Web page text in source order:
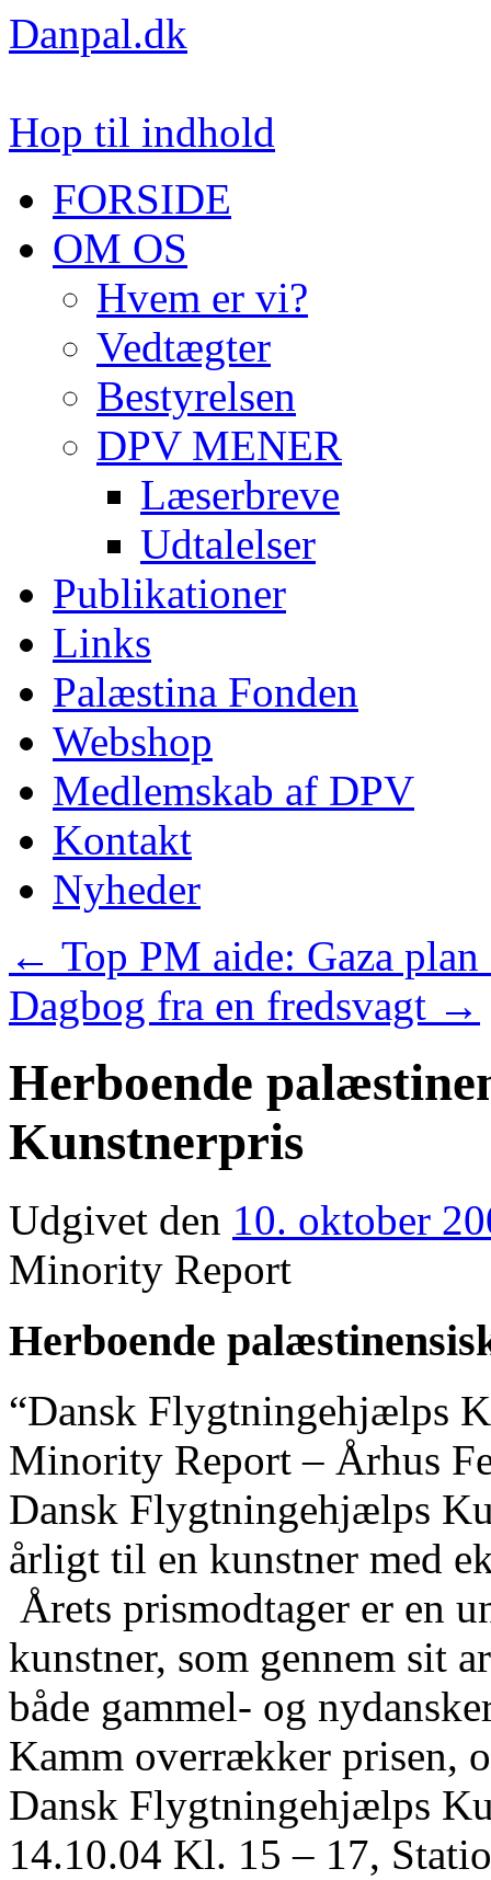
Danpal.dk
Hop til indhold
FORSIDE
OM OS
Hvem er vi?
Vedtægter
Bestyrelsen
DPV MENER
Læserbreve
Udtalelser
Publikationer
Links
Palæstina Fonden
Webshop
Medlemskab af DPV
Kontakt
Nyheder
← Top PM aide: Gaza plan
Dagbog fra en fredsvagt →
Herboende
Kunstnerpris
Udgivet den 10. oktober
Minority Report
Herboende
“Dansk Flygtningehjælps
Minority Report – Århus
Dansk Flygtningehjælps
årligt til en kunstner med
Årets prismodtager er en
kunstner, som gennem sit
både gammel- og
Kamm overrækker prisen,
Dansk Flygtningehjælps
14.10.04 Kl. 15 – 17,